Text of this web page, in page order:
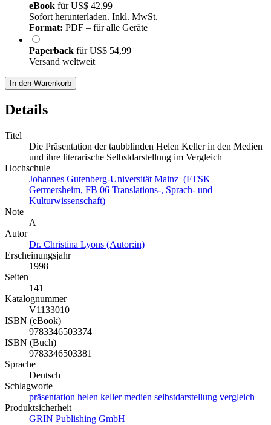
eBook fürUS$ 42,99
Sofort herunterladen. Inkl. MwSt.
Format: PDF – für alle Geräte
Paperback fürUS$ 54,99
Versand weltweit
In den Warenkorb
Details
Titel
Die Präsentation der taubblinden Helen Keller in den Medien
und ihre literarische Selbstdarstellung im Vergleich
Hochschule
Johannes Gutenberg-Universität Mainz (FTSK
Germersheim, FB 06 Translations-, Sprach- und
Kulturwissenschaft)
Note
A
Autor
Dr. Christina Lyons (Autor:in)
Erscheinungsjahr
1998
Seiten
141
Katalognummer
V1133010
ISBN (eBook)
9783346503374
ISBN (Buch)
9783346503381
Sprache
Deutsch
Schlagworte
präsentation helen keller medien selbstdarstellung vergleich
Produktsicherheit
GRIN Publishing GmbH